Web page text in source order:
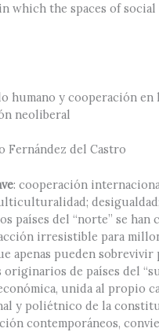
which the spaces of
humano y cooperación en
neoliberal
Fernández del Castro
: cooperación
países del “norte” se
irresistible para
apenas pueden
originarios de países del
unida al propio
y poliétnico de la
contemporáneos,